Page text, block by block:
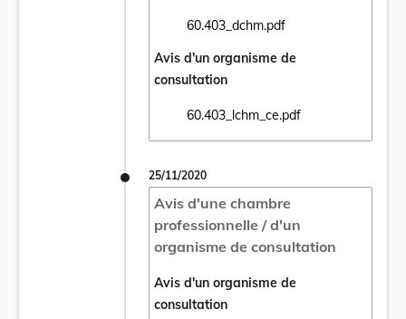
60.403_dchm.pdf
Ouvrir le document 60.403_dchm.pdf
Avis d'un organisme de
consultation
60.403_lchm_ce.pdf
Ouvrir le document 60.403_lchm_ce.pdf
25/11/2020
Avis d'une chambre
professionnelle / d'un
organisme de consultation
Avis d'un organisme de
consultation